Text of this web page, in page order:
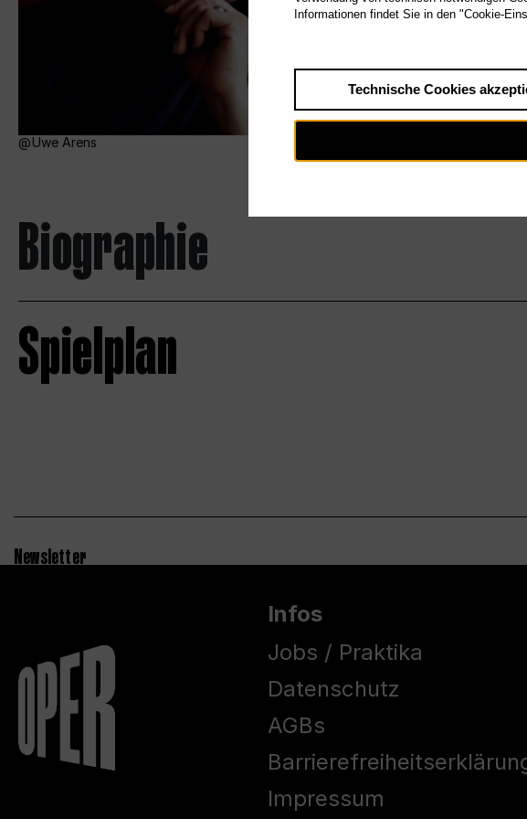
Uwe Arens
Biographie
Spielplan
Newsletter
Infos
Jobs / Praktika
Datenschutz
AGBs
Impressum
Informationen findet Sie in den "Cookie-
Technische Cookies